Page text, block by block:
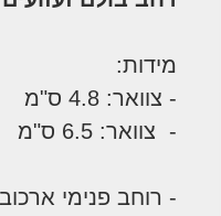
מידות:
- צוואר: 4.8 ס"מ
- צוואר: 6.5 ס"מ